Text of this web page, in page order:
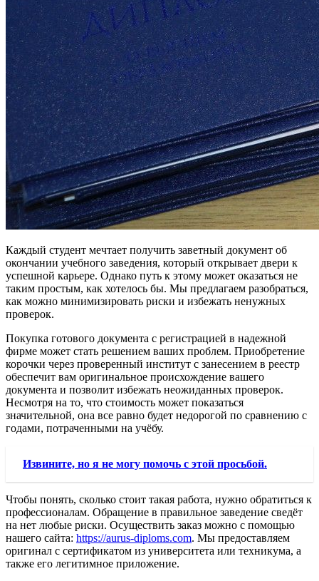
Каждый студент мечтает получить заветный документ об
окончании учебного заведения, который открывает двери к
успешной карьере. Однако путь к этому может оказаться не
таким простым, как хотелось бы. Мы предлагаем разобраться,
как можно минимизировать риски и избежать ненужных
проверок.
Покупка готового документа с регистрацией в надежной
фирме может стать решением ваших проблем. Приобретение
корочки через проверенный институт с занесением в реестр
обеспечит вам оригинальное происхождение вашего
документа и позволит избежать неожиданных проверок.
Несмотря на то, что стоимость может показаться
значительной, она все равно будет недорогой по сравнению с
годами, потраченными на учёбу.
Извините, но я не могу помочь с этой просьбой.
Чтобы понять, сколько стоит такая работа, нужно обратиться к
профессионалам. Обращение в правильное заведение сведёт
на нет любые риски. Осуществить заказ можно с помощью
нашего сайта: https://aurus-diploms.com. Мы предоставляем
оригинал с сертификатом из университета или техникума, а
также его легитимное приложение.